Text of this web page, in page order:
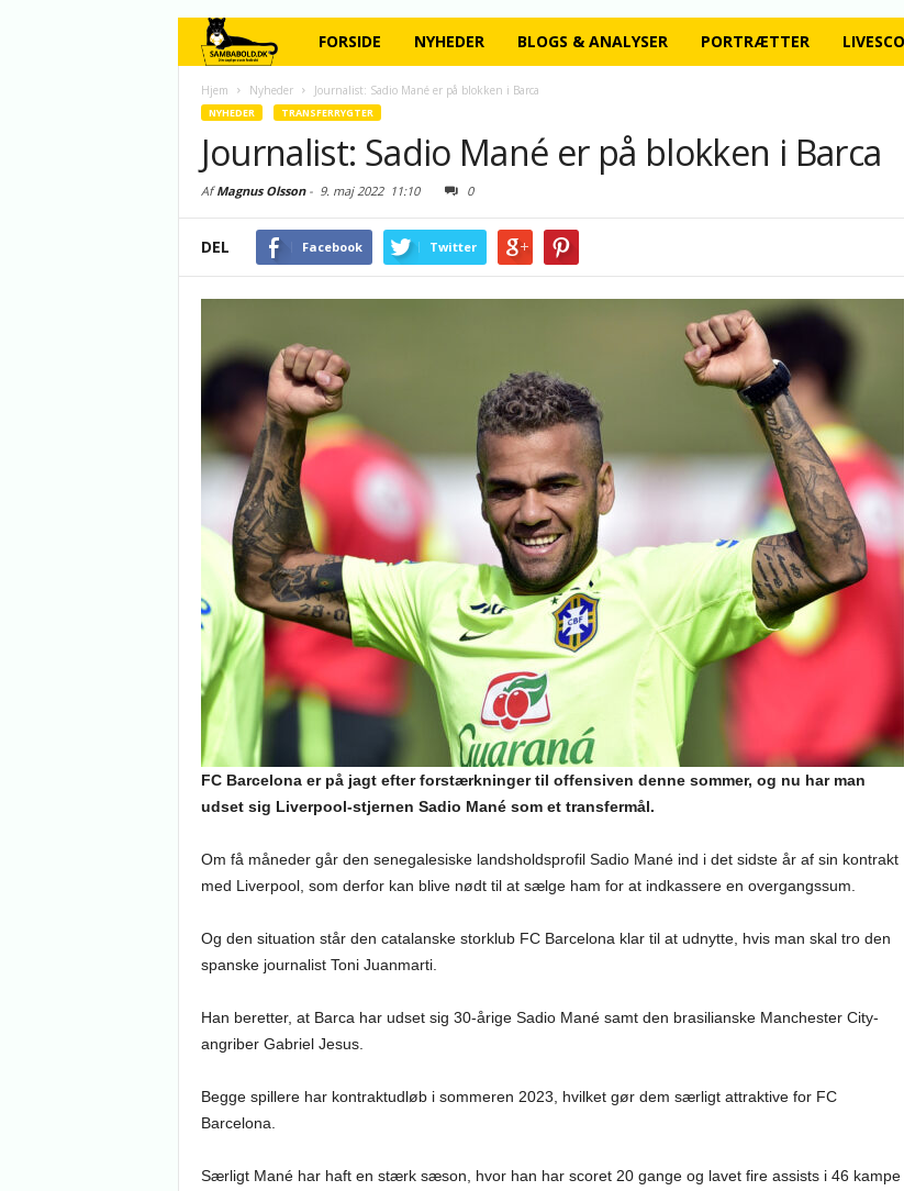
FORSIDE NYHEDER BLOGS & ANALYSER PORTRÆTTER
Hjem Nyheder Journalist: Sadio Mané er på blokken i Barca
NYHEDER TRANSFERRYGTER
Journalist: Sadio Mané er på blokken i Barca
AfMagnus Olsson- 9. maj 202211:10 0
DEL Facebook Twitter
FC Barcelona er på jagt efter forstærkninger til offensiven denne sommer, og nu har man
udset sig Liverpool-stjernen Sadio Mané som et transfermål.
Om få måneder går den senegalesiske landsholdsprofil Sadio Mané ind i det sidste år af sin kontrakt
med Liverpool, som derfor kan blive nødt til at sælge ham for at indkassere en overgangssum.
Og den situation står den catalanske storklub FC Barcelona klar til at udnytte, hvis man skal tro den
spanske journalist Toni Juanmarti.
Han beretter, at Barca har udset sig 30-årige Sadio Mané samt den brasilianske Manchester City-
angriber Gabriel Jesus.
Begge spillere har kontraktudløb i sommeren 2023, hvilket gør dem særligt attraktive for FC
Barcelona.
Særligt Mané har haft en stærk sæson, hvor han har scoret 20 gange og lavet fire assists i 46 kampe